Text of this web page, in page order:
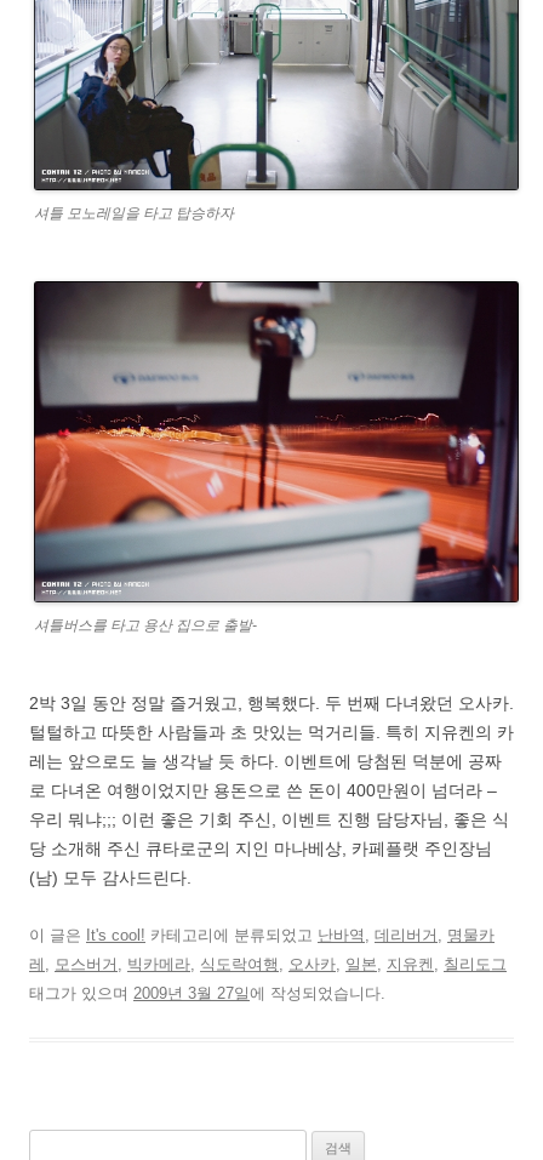
셔틀 모노레일을 타고 탑승하자
셔틀버스를 타고 용산 집으로 출발-
2박 3일 동안 정말 즐거웠고, 행복했다. 두 번째 다녀왔던 오사카.
털털하고 따뜻한 사람들과 초 맛있는 먹거리들. 특히 지유켄의 카
레는 앞으로도 늘 생각날 듯 하다. 이벤트에 당첨된 덕분에 공짜
로 다녀온 여행이었지만 용돈으로 쓴 돈이 400만원이 넘더라 –
우리 뭐냐;;; 이런 좋은 기회 주신, 이벤트 진행 담당자님, 좋은 식
당 소개해 주신 큐타로군의 지인 마나베상, 카페플랫 주인장님
(남) 모두 감사드린다.
이 글은 It's cool! 카테고리에 분류되었고 난바역 데리버거
명물카
레
모스버거 빅카메라 식도락여행 오사카 일본 지유켄
칠리도그
태그가 있으며 2009년 3월 27일에 작성되었습니다.